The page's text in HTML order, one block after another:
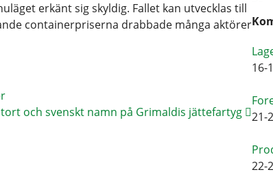
erkänt sig skyldig. Fallet kan utvecklas till
containerpriserna drabbade många aktörer
och svenskt namn på Grimaldis jättefartyg
16-
21-
22-